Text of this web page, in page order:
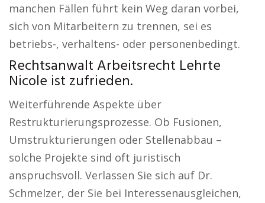
manchen Fällen führt kein Weg daran vorbei,
sich von Mitarbeitern zu trennen, sei es
betriebs-, verhaltens- oder personenbedingt.
Rechtsanwalt Arbeitsrecht Lehrte
Nicole ist zufrieden.
Weiterführende Aspekte über
Restrukturierungsprozesse. Ob Fusionen,
Umstrukturierungen oder Stellenabbau –
solche Projekte sind oft juristisch
anspruchsvoll. Verlassen Sie sich auf Dr.
Schmelzer, der Sie bei Interessenausgleichen,